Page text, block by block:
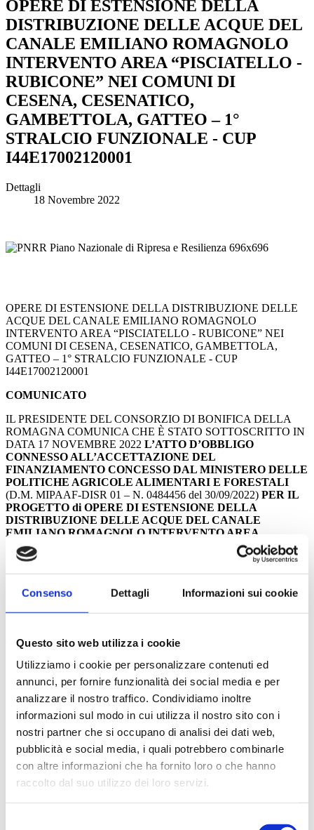
Consenso Dettagli Informazioni sui cookie
Questo sito web utilizza i cookie
Utilizziamo i cookie per personalizzare contenuti ed
annunci, per fornire funzionalità dei social media e per
analizzare il nostro traffico. Condividiamo inoltre
informazioni sul modo in cui utilizza il nostro sito con i
nostri partner che si occupano di analisi dei dati web,
pubblicità e social media, i quali potrebbero combinarle
con altre informazioni che ha fornito loro o che hanno
raccolto dal suo utilizzo dei loro servizi.
OPERE DI ESTENSIONE DELLA
DISTRIBUZIONE DELLE ACQUE DEL
CANALE EMILIANO ROMAGNOLO
INTERVENTO AREA “PISCIATELLO -
RUBICONE” NEI COMUNI DI
CESENA, CESENATICO,
GAMBETTOLA, GATTEO – 1°
STRALCIO FUNZIONALE - CUP
I44E17002120001
Dettagli
18 Novembre 2022
OPERE DI ESTENSIONE DELLA DISTRIBUZIONE DELLE
ACQUE DEL CANALE EMILIANO ROMAGNOLO
INTERVENTO AREA “PISCIATELLO - RUBICONE” NEI
COMUNI DI CESENA, CESENATICO, GAMBETTOLA,
GATTEO – 1° STRALCIO FUNZIONALE - CUP
I44E17002120001
COMUNICATO
IL PRESIDENTE DEL CONSORZIO DI BONIFICA DELLA
ROMAGNA COMUNICA CHE È STATO SOTTOSCRITTO IN
DATA 17 NOVEMBRE 2022 L’ATTO D’OBBLIGO
CONNESSO ALL’ACCETTAZIONE DEL
FINANZIAMENTO CONCESSO DAL MINISTERO DELLE
POLITICHE AGRICOLE ALIMENTARI E FORESTALI
(D.M. MIPAAF-DISR 01 – N. 0484456 del 30/09/2022) PER IL
PROGETTO di OPERE DI ESTENSIONE DELLA
DISTRIBUZIONE DELLE ACQUE DEL CANALE
EMILIANO ROMAGNOLO INTERVENTO AREA
“PISCIATELLO - RUBICONE” NEI COMUNI DI CESENA,
CESENATICO, GAMBETTOLA, GATTEO – 1° STRALCIO
IMPORTO DEL FINANZIAMENTO: euro 12.000.000,00
Con tale atto il Consorzio di Bonifica della Romagna si impegna a:
avviare le procedure di affidamento dei lavori entro il 31
gennaio 2023
effettuare l’aggiudicazione efficace delle opere entro e non
oltre il 15/11/2023
ultimare le opere e tutte le attività connesse entro e non oltre il
28/02/2026
OBIETTIVI DEL PROGETTO:
RISPARMIO IDRICO
AUMENTO DELLA SUPERFICIE ATTREZZATA CON